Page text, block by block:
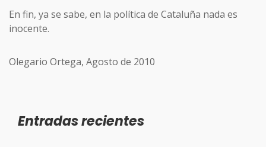
En fin, ya se sabe, en la política de Cataluña nada es
inocente.
Olegario Ortega, Agosto de 2010
Entradas recientes